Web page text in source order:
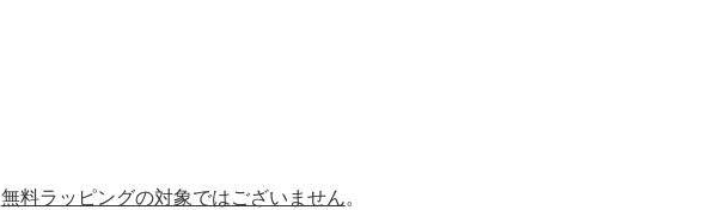
無料ラッピングの対象ではございません。